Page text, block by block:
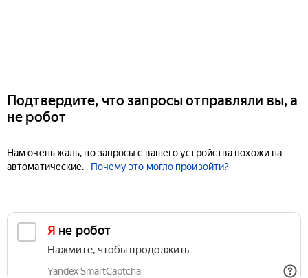
Подтвердите, что запросы отправляли вы, а
не робот
Нам очень жаль, но запросы с вашего устройства похожи на
автоматические.
Почему это могло произойти?
Я не робот
Нажмите, чтобы продолжить
Yandex SmartCaptcha